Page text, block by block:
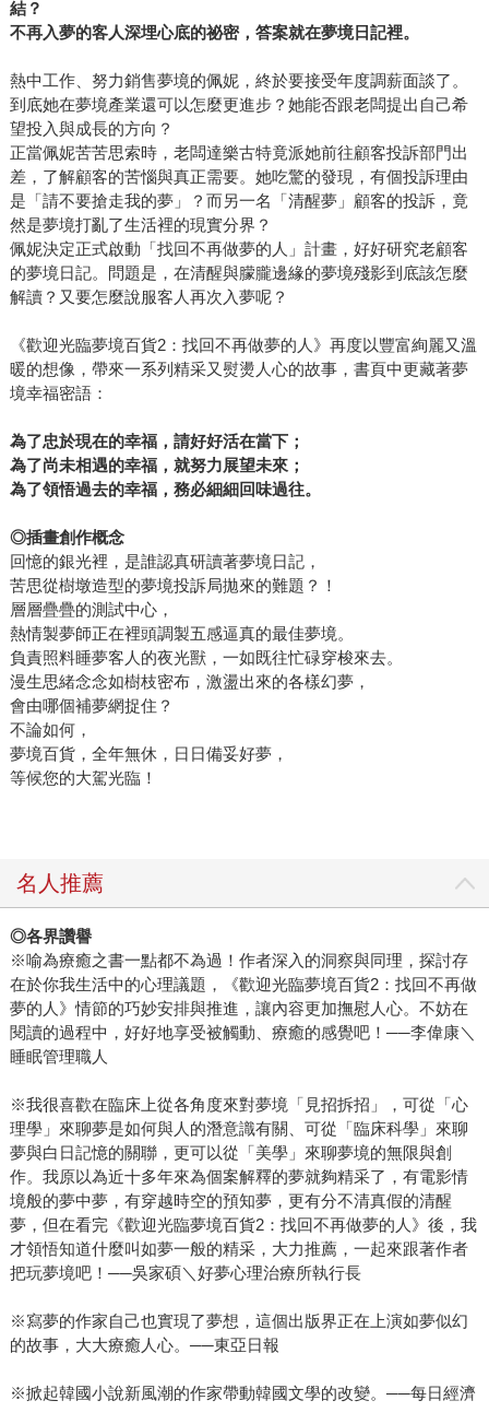
結？
不再入夢的客人深埋心底的祕密，答案就在夢境日記裡。
熱中工作、努力銷售夢境的佩妮，終於要接受年度調薪面談了。
到底她在夢境產業還可以怎麼更進步？她能否跟老闆提出自己希
望投入與成長的方向？
正當佩妮苦苦思索時，老闆達樂古特竟派她前往顧客投訴部門出
差，了解顧客的苦惱與真正需要。她吃驚的發現，有個投訴理由
是「請不要搶走我的夢」？而另一名「清醒夢」顧客的投訴，竟
然是夢境打亂了生活裡的現實分界？
佩妮決定正式啟動「找回不再做夢的人」計畫，好好研究老顧客
的夢境日記。問題是，在清醒與朦朧邊緣的夢境殘影到底該怎麼
解讀？又要怎麼說服客人再次入夢呢？
《歡迎光臨夢境百貨2：找回不再做夢的人》再度以豐富絢麗又溫
暖的想像，帶來一系列精采又熨燙人心的故事，書頁中更藏著夢
境幸福密語：
為了忠於現在的幸福，請好好活在當下；
為了尚未相遇的幸福，就努力展望未來；
為了領悟過去的幸福，務必細細回味過往。
◎插畫創作概念
回憶的銀光裡，是誰認真研讀著夢境日記，
苦思從樹墩造型的夢境投訴局拋來的難題？！
層層疊疊的測試中心，
熱情製夢師正在裡頭調製五感逼真的最佳夢境。
負責照料睡夢客人的夜光獸，一如既往忙碌穿梭來去。
漫生思緒念念如樹枝密布，激盪出來的各樣幻夢，
會由哪個補夢網捉住？
不論如何，
夢境百貨，全年無休，日日備妥好夢，
等候您的大駕光臨！
名人推薦
◎各界讚譽
※喻為療癒之書一點都不為過！作者深入的洞察與同理，探討存
在於你我生活中的心理議題，《歡迎光臨夢境百貨2：找回不再做
夢的人》情節的巧妙安排與推進，讓內容更加撫慰人心。不妨在
閱讀的過程中，好好地享受被觸動、療癒的感覺吧！──李偉康＼
睡眠管理職人
※我很喜歡在臨床上從各角度來對夢境「見招拆招」，可從「心
理學」來聊夢是如何與人的潛意識有關、可從「臨床科學」來聊
夢與白日記憶的關聯，更可以從「美學」來聊夢境的無限與創
作。我原以為近十多年來為個案解釋的夢就夠精采了，有電影情
境般的夢中夢，有穿越時空的預知夢，更有分不清真假的清醒
夢，但在看完《歡迎光臨夢境百貨2：找回不再做夢的人》後，我
才領悟知道什麼叫如夢一般的精采，大力推薦，一起來跟著作者
把玩夢境吧！──吳家碩＼好夢心理治療所執行長
※寫夢的作家自己也實現了夢想，這個出版界正在上演如夢似幻
的故事，大大療癒人心。──東亞日報
※掀起韓國小說新風潮的作家帶動韓國文學的改變。──每日經濟